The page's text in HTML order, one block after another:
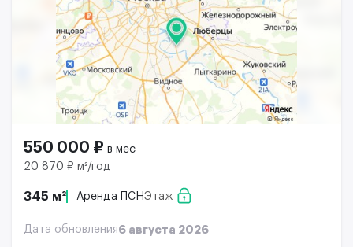
550 000 ₽ в мес
20 870 ₽ м²/год
345 м² Аренда ПСНЭтаж
Дата обновления6 августа 2026